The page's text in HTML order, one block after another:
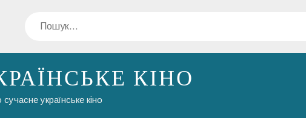
Пошук
КІНО
українське кіно